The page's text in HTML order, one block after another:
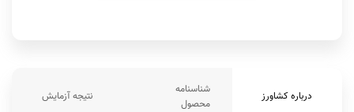
درباره کشاورز
شناسنامه
محصول
نتیجه آزمایش